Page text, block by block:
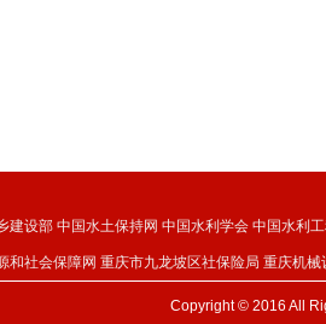
建设部 中国水土保持网 中国水利学会 中国水利
和社会保障网 重庆市九龙坡区社保险局 重庆机械
Copyright © 2016 All